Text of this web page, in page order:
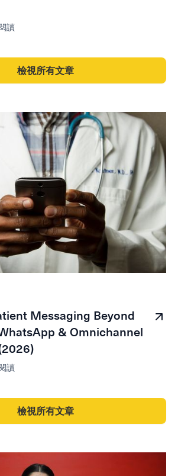
讀
檢視所有文章
Messaging Beyond
& Omnichannel
讀
檢視所有文章